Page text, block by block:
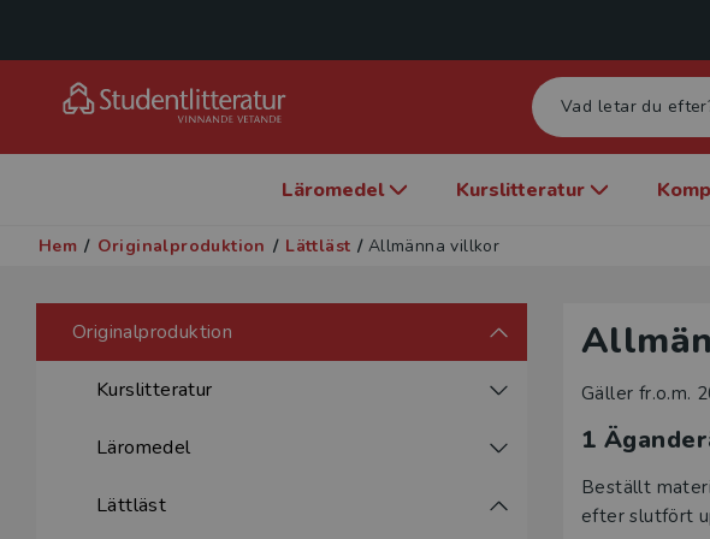
Läromedel Kurslitteratur
Hem / Originalproduktion / Lättläst / Allmänna villkor
Originalproduktion
Kurslitteratur
Läromedel
Lättläst
Gäller fr.o.m.
1
Beställt
efter slutfört